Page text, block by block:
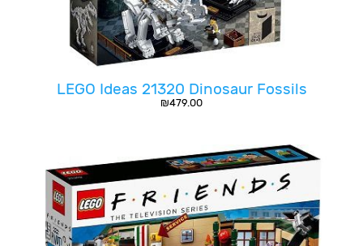
LEGO Ideas 21320 Dinosaur Fossils
₪479.00